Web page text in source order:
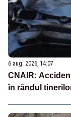
6 aug. 2026, 14:07
CNAIR:
în rândul